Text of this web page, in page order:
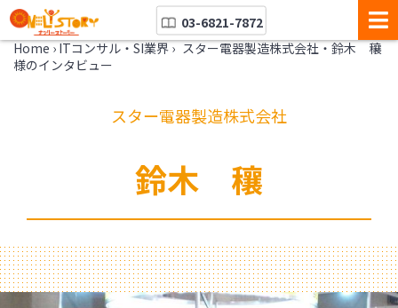
03-6821-7872
Home › ITコンサル・SI業界 › スター電器製造株式会社・鈴木 穰
様のインタビュー
スター電器製造株式会社
鈴木 穰